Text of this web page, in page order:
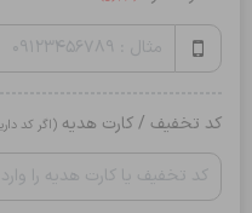
کد تخفیف / کارت هدیه(اگر کد